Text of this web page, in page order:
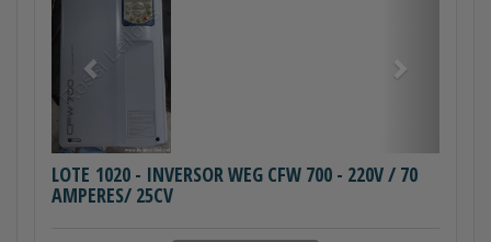
LOTE 1020 - INVERSOR WEG CFW 700 - 220V / 70
AMPERES/ 25CV